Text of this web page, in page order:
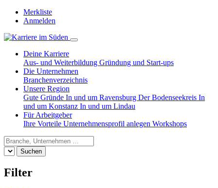
Merkliste
Anmelden
Deine Karriere
Aus- und Weiterbildung Gründung und Start-ups
Die Unternehmen
Branchenverzeichnis
Unsere Region
Gute Gründe In und um Ravensburg Der Bodenseekreis In
und um Konstanz In und um Lindau
Für Arbeitgeber
Ihre Vorteile Unternehmensprofil anlegen Workshops
Suchen
Filter